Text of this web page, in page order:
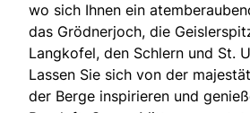
wo sich Ihnen ein
das Grödnerjoch, die
Langkofel, den Schlern und St.
Lassen Sie sich von der
der Berge inspirieren und